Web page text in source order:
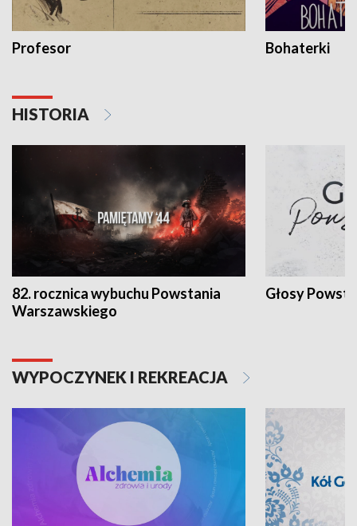
Profesor Bohaterki
HISTORIA
82. rocznica wybuchu Powstania
Warszawskiego
Głosy
WYPOCZYNEK I REKREACJA